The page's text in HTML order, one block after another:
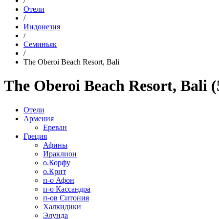
Отели
/
Индонезия
/
Семиньяк
/
The Oberoi Beach Resort, Bali
The Oberoi Beach Resort, Bali
Отели
Армения
Ереван
Греция
Афины
Ираклион
о.Корфу
о.Крит
п-о Афон
п-о Кассандра
п-ов Ситония
Халкидики
Элунда